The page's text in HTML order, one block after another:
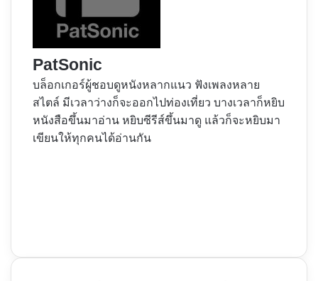
PatSonic
บล็อกเกอร์ผู้ชอบดูหนังหลากแนว ฟังเพลงหลาย
สไตล์ มีเวลาว่างก็จะออกไปท่องเที่ยว บางเวลาก็หยิบ
หนังสือขึ้นมาอ่าน หยิบซีรีส์ขึ้นมาดู แล้วก็จะหยิบมา
เขียนให้ทุกคนได้อ่านกัน